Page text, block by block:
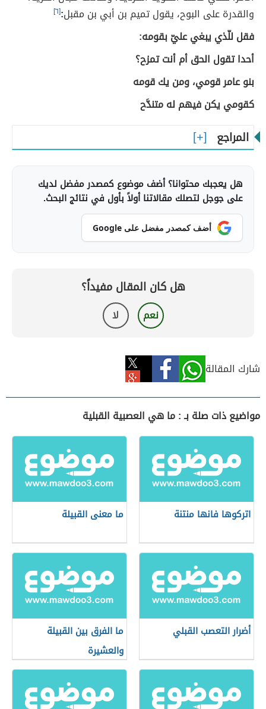
والقدرة على البوح، يقول تميم بن أبي بن مقبل:[٦]
فقل للّذي يبغي عليّ بقومه:
أحدا تقول الحق أم أنت تمزح؟
بنو عامر قومي، ومن يك قومه
كقومي يكن فيهم له متندَّح
المراجع
هل يعجبك محتوانا؟ أضف موضوع كمصدر مفضل لديك
على جوجل لتصلك مقالاتنا أولاً بأول في نتائج البحث.
أضف كمصدر مفضل على Google
هل كان المقال مفيداً؟
نعم لا
شارك المقالة
مواضيع ذات صلة بـ : ما هي العصبية القبلية
اتركوها فانها منتنة ما معنى القبيلة
أضرار التعصب القبلي
ما الفرق بين القبيلة
والعشيرة